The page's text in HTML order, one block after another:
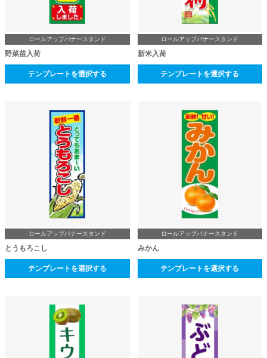
ロールアップバナースタンド
野菜苗入荷
テンプレートを選択する
ロールアップバナースタンド
新米入荷
テンプレートを選択する
ロールアップバナースタンド
とうもろこし
テンプレートを選択する
ロールアップバナースタンド
みかん
テンプレートを選択する